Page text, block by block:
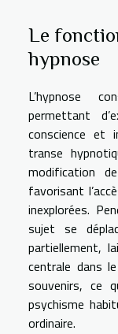
Le
hypnose
L’hypnose
permettant
conscience et
transe
modification
favorisant
inexplorées.
sujet se
partiellement,
centrale dans
souvenirs, ce
psychisme
ordinaire.